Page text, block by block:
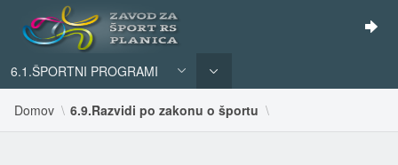
6.1.ŠPORTNI PROGRAMI
Domov 6.9.Razvidi po zakonu o športu